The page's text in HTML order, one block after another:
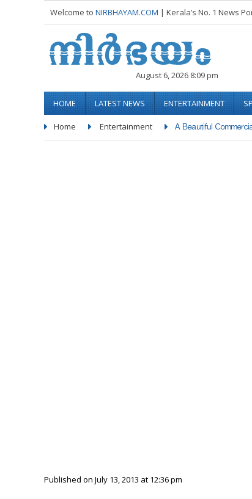
Welcome to NIRBHAYAM.COM | Kerala’s No. 1 News
August 6, 2026 8:09 pm
HOME LATEST NEWS ENTERTAINMENT
Home Entertainment A Beautiful
Published on July 13, 2013 at 12:36 pm